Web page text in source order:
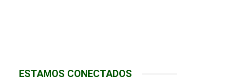
ESTAMOS CONECTADOS